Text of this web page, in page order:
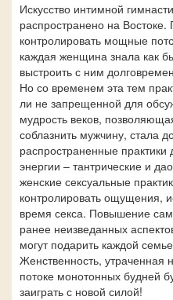
Искусство интимной
распространено на Востоке.
контролировать мощные
каждая женщина знала как
выстроить с ним
Но со временем эта тем
ли не запрещенной для
мудрость веков,
соблазнить мужчину, стала
распространенные
энергии – тантрические и
женские сексуальные
контролировать ощущения,
время секса. Повышение
ранее неизведанных
могут подарить каждой
Женственность, утраченная
потоке монотонных будней
заиграть с новой силой!